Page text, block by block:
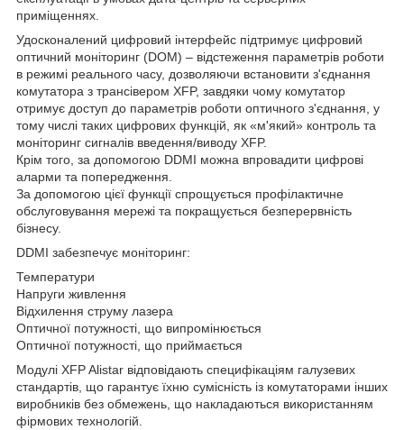
приміщеннях.
Удосконалений цифровий інтерфейс підтримує цифровий
оптичний моніторинг (DOM) – відстеження параметрів роботи
в режимі реального часу, дозволяючи встановити з'єднання
комутатора з трансівером XFP, завдяки чому комутатор
отримує доступ до параметрів роботи оптичного з'єднання, у
тому числі таких цифрових функцій, як «м'який» контроль та
моніторинг сигналів введення/виводу XFP.
Крім того, за допомогою DDMI можна впровадити цифрові
аларми та попередження.
За допомогою цієї функції спрощується профілактичне
обслуговування мережі та покращується безперервність
бізнесу.
DDMI забезпечує моніторинг:
Температури
Напруги живлення
Відхилення струму лазера
Оптичної потужності, що випромінюється
Оптичної потужності, що приймається
Модулі XFP Alistar відповідають специфікаціям галузевих
стандартів, що гарантує їхню сумісність із комутаторами інших
виробників без обмежень, що накладаються використанням
фірмових технологій.